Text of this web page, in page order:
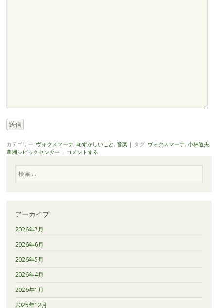
送信
カテゴリー: ヴォクスマーナ, 恥ずかしいこと , 音楽 | タグ: ヴォクスマーナ, 小林道夫,
豊洲シビックセンター | コメントする
索
アーカイブ
2026年7月
2026年6月
2026年5月
2026年4月
2026年1月
2025年12月